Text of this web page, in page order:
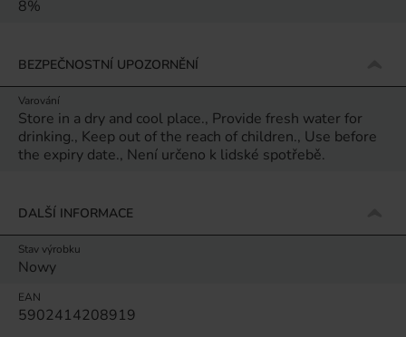
8%
BEZPEČNOSTNÍ UPOZORNĚNÍ
Varování
Store in a dry and cool place., Provide fresh water for
drinking., Keep out of the reach of children., Use before
the expiry date., Není určeno k lidské spotřebě.
DALŠÍ INFORMACE
Stav výrobku
Nowy
EAN
5902414208919